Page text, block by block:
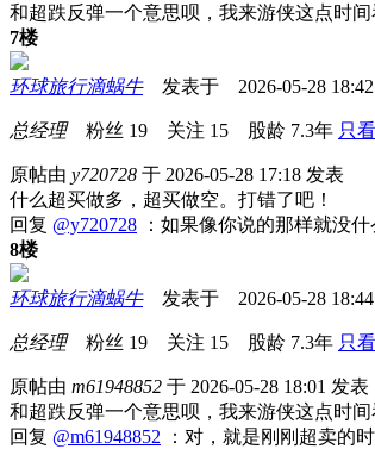
和超跌反弹一个意思呗，我来游侠这点时
7楼
环球旅行滴蜗牛发表于 2026-05-28 18:42
总经理粉丝 19 关注 15 股龄 7.3年 只
原帖由 y720728 于 2026-05-28 17:18 发表
什么超买做多，超买做空。打错了吧！
回复 @y720728 ：如果像你说的那样就没
8楼
环球旅行滴蜗牛发表于 2026-05-28 18:44
总经理粉丝 19 关注 15 股龄 7.3年 只
原帖由 m61948852 于 2026-05-28 18:01 发表
和超跌反弹一个意思呗，我来游侠这点时
回复 @m61948852 ：对，就是刚刚超卖的